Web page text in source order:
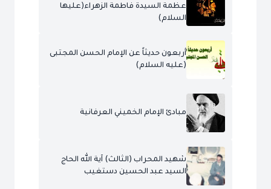
عظمة السيدة فاطمة الزهراء(عليها
السلام)
أربعون حديثاً عن الإمام الحسن المجتبى
(عليه السلام)
مبادئ الإمام الخميني العرفانية
شهيد المحراب (الثالث) آية الله الحاج
السيد عبد الحسين دستغيب